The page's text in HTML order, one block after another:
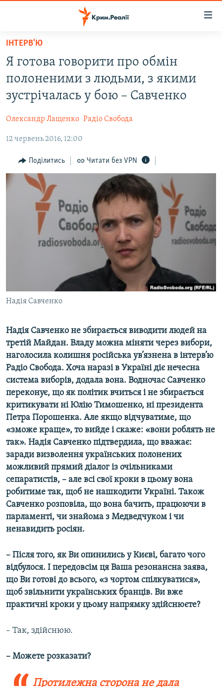
Перейти
основного
матеріалу
до
основної
Перейти
пошуку
ВІДЕО ТА ФОТО
БЛОГИ
ПОГЛЯД
ІНТЕРВ'Ю
ВСЕ ЗА ДЕНЬ
СПЕЦПРОЕКТИ
ДЕПОРТАЦІЯ
ВІДЕОУРОКИ «ELIFBE»
УКРАЇНСЬКА ПРОБЛЕМА КРИМУ
ЯК ОБІЙТИ БЛОКУВАННЯ
Русский
Усі сайти RFE/RL
ІНТЕРВ'Ю
Я готова говорити про обмін
полоненими з людьми, з якими
зустрічалась у бою – Савченко
Олександр Лащенко Радіо Свобода
12 червень 2016, 12:00
Поділитись Читати без VPN
Надія Савченко
Надія Савченко не збирається виводити людей на
третій Майдан. Владу можна міняти через вибори,
наголосила колишня російська ув’язнена в інтерв’ю
Радіо Свобода. Хоча наразі в Україні діє нечесна
система виборів, додала вона. Водночас Савченко
переконує, що як політик вчиться і не збирається
критикувати ні Юлію Тимошенко, ні президента
Петра Порошенка. Але якщо відчуватиме, що
«зможе краще», то вийде і скаже: «вони роблять не
так». Надія Савченко підтвердила, що вважає:
заради визволення українських полонених
можливий прямий діалог із очільниками
сепаратистів, – але всі свої кроки в цьому вона
робитиме так, щоб не нашкодити Україні. Також
Савченко розповіла, що вона бачить, працюючи в
парламенті, чи знайома з Медведчуком і чи
ненавидить росіян.
– Після того, як Ви опинились у Києві, багато чого
відбулося. І передовсім ця Ваша резонансна заява,
що Ви готові до всього, «з чортом спілкуватися»,
щоб звільнити українських бранців. Ви вже
практичні кроки у цьому напрямку здійснюєте?
– Так, здійснюю.
– Можете розказати?
Протилежна сторона не дала